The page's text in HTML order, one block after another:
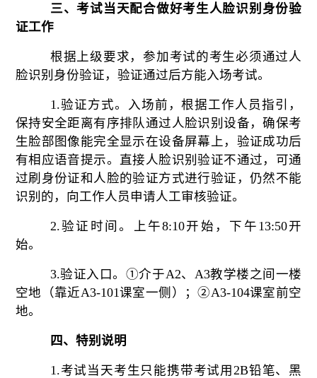
三、考试当天配合做好考生人脸识别身份验
证工作
根据上级要求，参加考试的考生必须通过人
脸识别身份验证，验证通过后方能入场考试。
1.验证方式。入场前，根据工作人员指引，
保持安全距离有序排队通过人脸识别设备，确保考
生脸部图像能完全显示在设备屏幕上，验证成功后
有相应语音提示。直接人脸识别验证不通过，可通
过刷身份证和人脸的验证方式进行验证，仍然不能
识别的，向工作人员申请人工审核验证。
2.验证时间。上午8:10开始，下午13:50开
始。
3.验证入口。①介于A2、A3教学楼之间一楼
空地（靠近A3-101课室一侧）；②A3-104课室前空
地。
四、特别说明
1.考试当天考生只能携带考试用2B铅笔、黑